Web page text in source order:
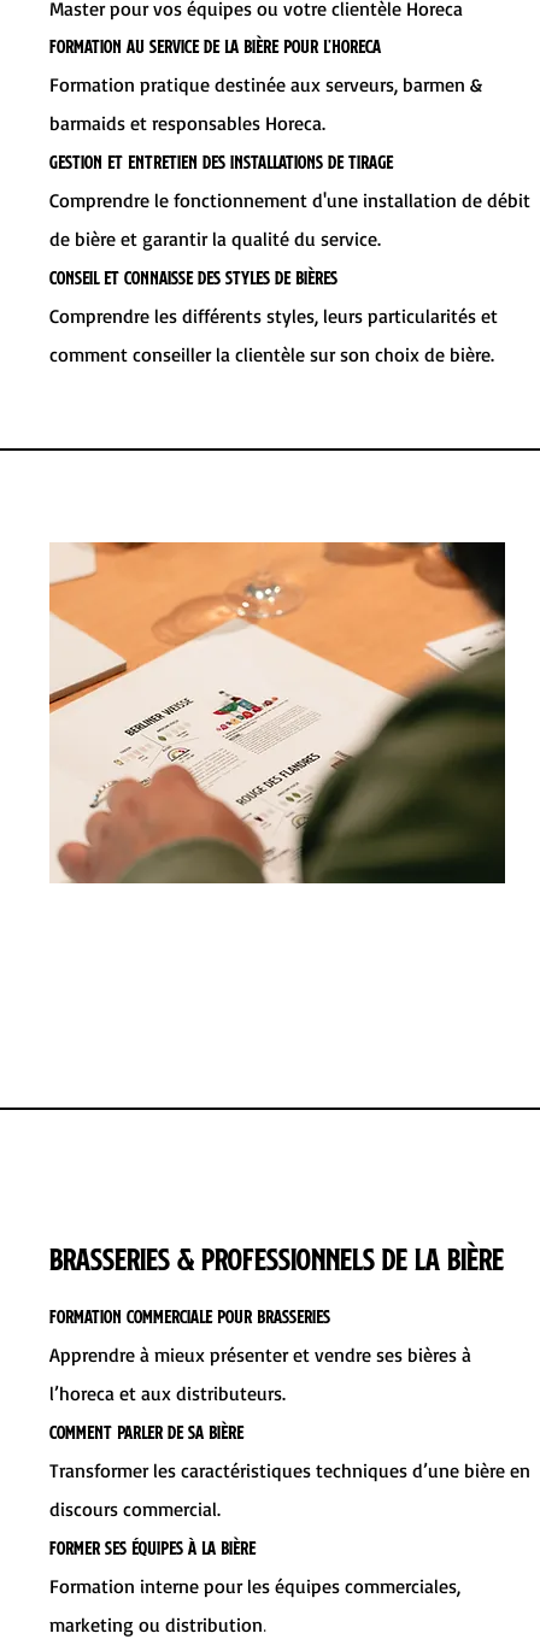
Master pour vos équipes ou votre clientèle Horeca
Formation au service de la bière pour l’Horeca
Formation pratique destinée aux serveurs, barmen &
barmaids et responsables Horeca.
Gestion et entretien des installations de tirage
Comprendre le fonctionnement d'une installation de débit
de bière et garantir la qualité du service.
Conseil et connaisse des styles de bières
Comprendre les différents styles, leurs particularités et
comment conseiller la clientèle sur son choix de bière.
Brasseries & professionnels de la bière
Formation commerciale pour brasseries
Apprendre à mieux présenter et vendre ses bières à
l’horeca et aux distributeurs.
Comment parler de sa bière
Transformer les caractéristiques techniques d’une bière en
discours commercial.
Former ses équipes à la bière
Formation interne pour les équipes commerciales,
marketing ou distribution.